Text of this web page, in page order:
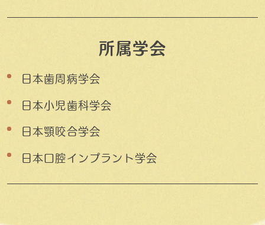
所属学会
日本歯周病学会
日本小児歯科学会
日本顎咬合学会
日本口腔インプラント学会